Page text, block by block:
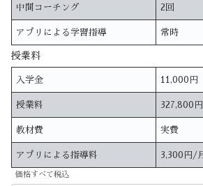
中間コーチング 2回
アプリによる学習指導 常時
授業料
入学金 11,000円
授業料 327,800円
教材費 実費
アプリによる指導料 3,300円/月
価格すべて税込